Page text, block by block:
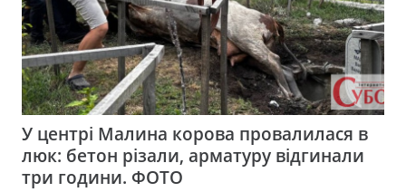
У центрі Малина корова провалилася в
люк: бетон різали, арматуру відгинали
три години. ФОТО